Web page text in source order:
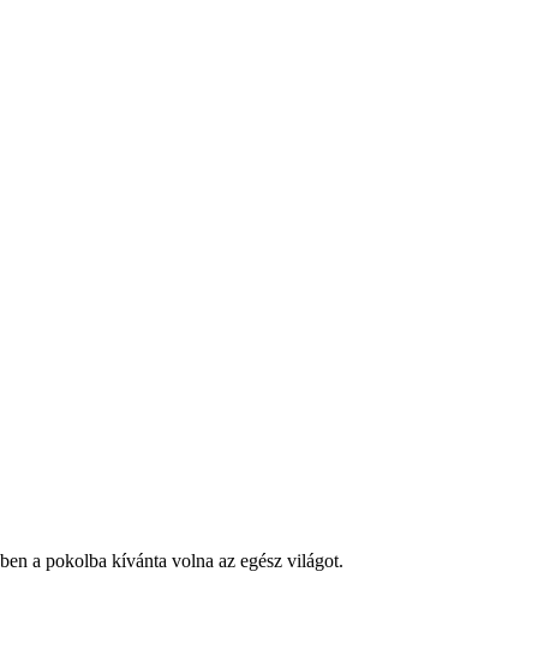
a pokolba kívánta volna az egész világot.